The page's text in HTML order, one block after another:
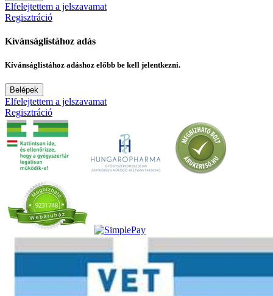
Elfelejtettem a jelszavamat
Regisztráció
Kívánságlistához adás
Kívánságlistához adáshoz előbb be kell jelentkezni.
Belépek
Elfelejtettem a jelszavamat
Regisztráció